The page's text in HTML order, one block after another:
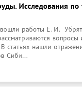
Исследования
работы Е. И.
В статьях нашли
Сиби...